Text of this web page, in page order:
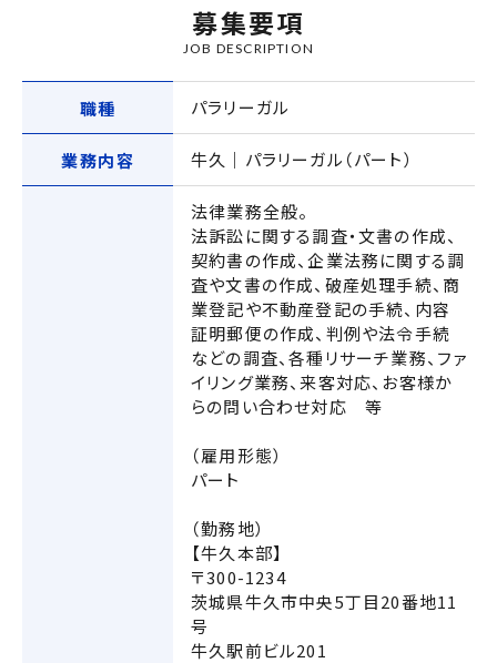
募集要項
JOB DESCRIPTION
職種 パラリーガル
業務内容 牛久｜パラリーガル（パート）
法律業務全般。
法訴訟に関する調査・文書の作成、
契約書の作成、企業法務に関する調
査や文書の作成、破産処理手続、商
業登記や不動産登記の手続、内容
証明郵便の作成、判例や法令手続
などの調査、各種リサーチ業務、ファ
イリング業務、来客対応、お客様か
らの問い合わせ対応 等
（雇用形態）
パート
（勤務地）
【牛久本部】
〒300-1234
茨城県牛久市中央5丁目20番地11
号
牛久駅前ビル201